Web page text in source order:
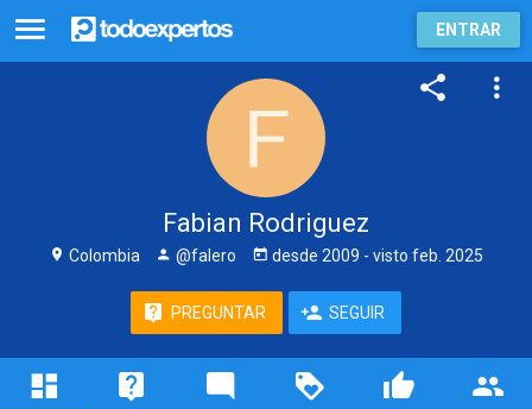
ENTRAR
Fabian Rodriguez
Colombia @falero desde 2009 - visto feb. 2025
PREGUNTAR SEGUIR